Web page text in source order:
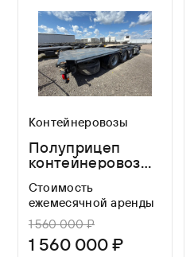
Контейнеровозы
Полуприцеп
контейнеровоз
(99891) из нашего
арендного парка
Стоимость
ежемесячной аренды
1 560 000 ₽
1 560 000 ₽